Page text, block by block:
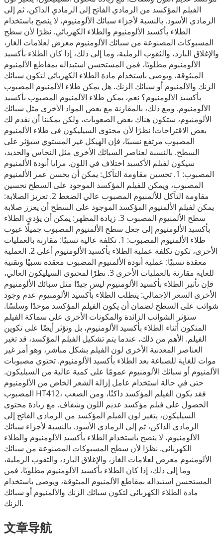
الفيلم المؤكسد من الرمادي الفاتح إلى الرمادي الداكن، ثم إلى
الرمادي الأسود. بالنسبة لأجزاء سبائك الألومنيوم، لا ينصح باستخدام
الطلاء بأكسيد الألومنيوم والطلاء الكهربائي. نظرًا لأن سطح
المسبوكات المصنوعة من سبائك الألومنيوم معرض لعلامات الغاز،
والإغلاق البارد، والثقوب الرملية، وما إلى ذلك، إذا كان الطلاء بأكسيد
الألومنيوم مطلوبًا، فمن المستحسن استبداله بمقاطع الألمنيوم
المبثوقة، ويوصى باستخدام مادة الطلاء الكهربائي لتكون سبائك
الزنك والألمنيوم أو سبائك الزنك. هل يمكن طلاء الألمنيوم المصبوب
بأكسيد الألومنيوم؟ نعم، يمكن طلاء الألمنيوم المصبوب بأكسيد
الألومنيوم. ومع ذلك، بالمقارنة مع بعض المواد الأخرى مثل سبائك
الألومنيوم، ستكون هناك بعض الصعوبات، ولكن يمكننا أن نقدم لك
بعض الاقتراحات! نظرًا لأن محتوى السيليكون في طلاء الألمنيوم
المصبوب مرتفع نسبيًا، فإن الهيكل غير المستوي سيؤثر على
السطح. بالنسبة لعناصر السبائك الأخرى مثل النحاس والحديد،
سيكون لفيلم الأكسيد اختلاف في اللون. مزايا أنودة الألمنيوم
المصبوب: 1. تحسين مقاومة التآكل: يمكن أن يحسن عمر الألمنيوم
المصبوب، ويمكن للفيلم المؤكسد الموجود على السطح تحسين
مقاومة التآكل للألمنيوم المصبوب عالي الضغط 2. تعزيز الصلابة:
يمكن لفيلم الألمنيوم المؤكسد الموجود على السطح أن يعزز صلابة
سطح الألمنيوم المصبوب 3. زيادة المظهر: يمكن أن يؤدي الطلاء
بأكسيد الألومنيوم إلى جعل سطح الألمنيوم المصبوب جميلًا عيوب
طلاء الألمنيوم المصبوب: 1. تكلفة عالية نسبيًا: مقارنة بالعمليات
الأخرى، تكون تكلفة عملية الطلاء بأكسيد الألومنيوم أعلى 2. العملية
معقدة نسبيًا: عملية أنودة الألمنيوم المصبوب معقدة نسبيًا وتقنية
للغاية مقارنة بالعمليات الأخرى 3. نظرًا لمحتوى السيليكون العالي،
فإن تأثير الطلاء بأكسيد الألومنيوم ليس جيدًا مثل سبائك الألومنيوم
الأخرى السعر الإجمالي: يتطلب الطلاء بأكسيد الألومنيوم عدم وجود
شوائب على السطح لضمان أن يكون الفيلم المؤكسد موحدًا وسلسًا.
ستؤثر الشوائب الزائدة والمكونات الأخرى على سماكة الفيلم
المتكون أثناء الطلاء بأكسيد الألومنيوم، بل وتؤثر أيضًا على تكوين
الفيلم. الأهم من ذلك، عندما يتم تشكيل الفيلم المؤكسد، قد تغير
العناصر المعدنية الأخرى لون الفيلم بشكل مباشر، وهو أمر غير
موات للغاية للصباغة بعد الطلاء بأكسيد الألومنيوم. تحتوي مصبوبات
الألمنيوم أو سبائك الألومنيوم عمومًا على كمية عالية من السيليكون.
حتى في حالة استخدام عامل إزالة الشعر الخاص من الألومنيوم
المصبوب HT412، فقد يكون الفيلم المؤكسد داكنًا، ومن الصعب
الحصول على فيلم مؤكسد عديم اللون وشفاف. مع زيادة محتوى
السيليكون، يتغير لون الفيلم المؤكسد من الرمادي الفاتح إلى
الرمادي الداكن، ثم إلى الرمادي الأسود. بالنسبة لأجزاء سبائك
الألومنيوم، لا ينصح باستخدام الطلاء بأكسيد الألومنيوم والطلاء
الكهربائي. نظرًا لأن سطح المسبوكات المصنوعة من سبائك
الألومنيوم معرض لعلامات الغاز، والإغلاق البارد، والثقوب الرملية،
وما إلى ذلك، إذا كان الطلاء بأكسيد الألومنيوم مطلوبًا، فمن
المستحسن استبداله بمقاطع الألمنيوم المبثوقة، ويوصى باستخدام
مادة الطلاء الكهربائي لتكون سبائك الزنك والألمنيوم أو سبائك
الزنك.
文章导航